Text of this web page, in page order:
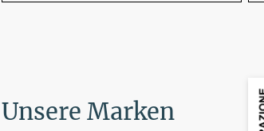
Unsere Marken